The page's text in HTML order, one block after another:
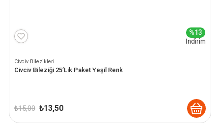
%13
İndirim
Civciv Bilezikleri
Civciv Bileziği 25’Lik Paket Yeşil Renk
₺15,00 Orijinal
₺ 15,00.
₺13,50Şu
fiyat: